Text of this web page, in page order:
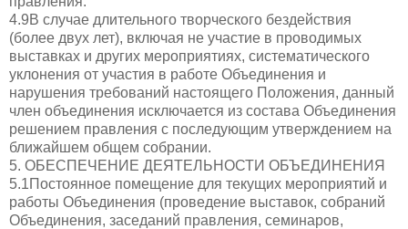
4.9В случае длительного творческого бездействия
(более двух лет), включая не участие в проводимых
выставках и других мероприятиях, систематического
уклонения от участия в работе Объединения и
нарушения требований настоящего Положения, данный
член объединения исключается из состава Объединения
решением правления с последующим утверждением на
ближайшем общем собрании.
5. ОБЕСПЕЧЕНИЕ ДЕЯТЕЛЬНОСТИ ОБЪЕДИНЕНИЯ
5.1Постоянное помещение для текущих мероприятий и
работы Объединения (проведение выставок, собраний
Объединения, заседаний правления, семинаров,